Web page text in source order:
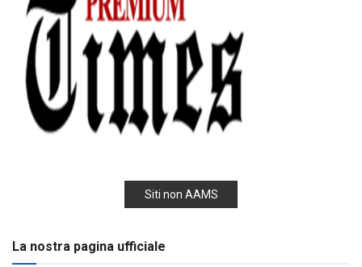
Siti non AAMS
La nostra pagina ufficiale